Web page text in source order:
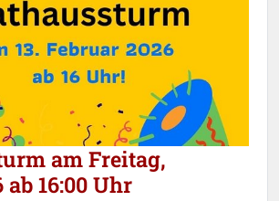
am Freitag,
ab 16:00 Uhr